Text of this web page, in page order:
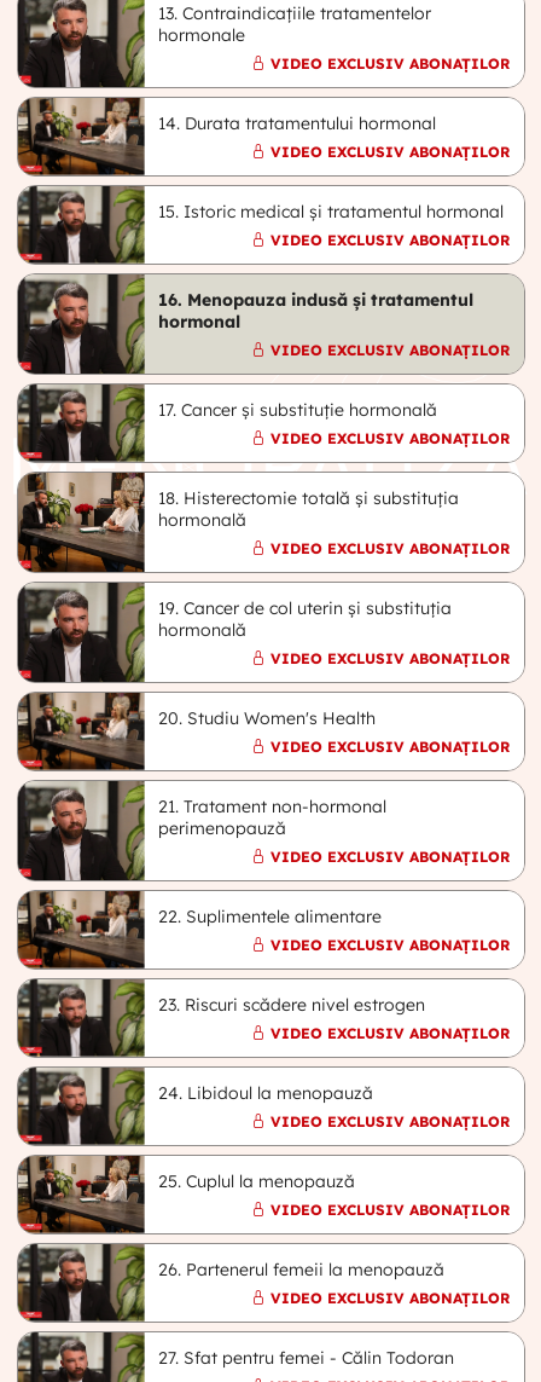
13. Contraindicațiile tratamentelor
hormonale
VIDEO EXCLUSIV ABONAȚILOR
14. Durata tratamentului hormonal
VIDEO EXCLUSIV ABONAȚILOR
15. Istoric medical și tratamentul hormonal
VIDEO EXCLUSIV ABONAȚILOR
16. Menopauza indusă și tratamentul
hormonal
VIDEO EXCLUSIV ABONAȚILOR
17. Cancer și substituție hormonală
VIDEO EXCLUSIV ABONAȚILOR
18. Histerectomie totală și substituția
hormonală
VIDEO EXCLUSIV ABONAȚILOR
19. Cancer de col uterin și substituția
hormonală
VIDEO EXCLUSIV ABONAȚILOR
20. Studiu Women's Health
VIDEO EXCLUSIV ABONAȚILOR
21. Tratament non-hormonal
perimenopauză
VIDEO EXCLUSIV ABONAȚILOR
22. Suplimentele alimentare
VIDEO EXCLUSIV ABONAȚILOR
23. Riscuri scădere nivel estrogen
VIDEO EXCLUSIV ABONAȚILOR
24. Libidoul la menopauză
VIDEO EXCLUSIV ABONAȚILOR
25. Cuplul la menopauză
VIDEO EXCLUSIV ABONAȚILOR
26. Partenerul femeii la menopauză
VIDEO EXCLUSIV ABONAȚILOR
27. Sfat pentru femei - Călin Todoran